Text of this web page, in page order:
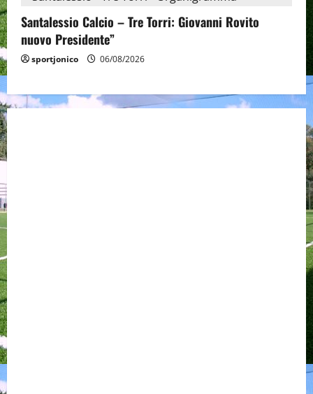
Santalessio Calcio – Tre Torri: Giovanni Rovito
nuovo Presidente”
sportjonico 06/08/2026